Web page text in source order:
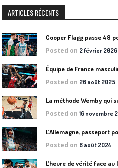
ARTICLES RÉCENTS
Cooper Flagg passe 49
Posted on 2 février 2026
Équipe de France
Posted on 26 août 2025
La méthode Wemby qui
Posted on16 novembre
L’Allemagne, passeport
Posted on 8 août 2024
L’heure de vérité face